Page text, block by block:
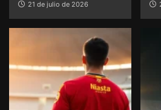
21 de julio de 2026